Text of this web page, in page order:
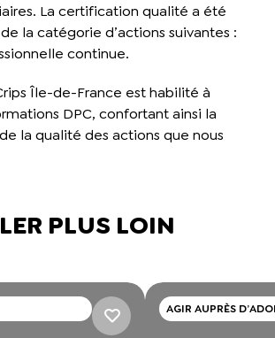
La certification qualité a été
la catégorie d’actions suivantes :
continue.
Île-de-France est habilité à
DPC, confortant ainsi la
la qualité des actions que nous
PLUS LOIN
AGIR AUPRÈS
ET DE JEUNES